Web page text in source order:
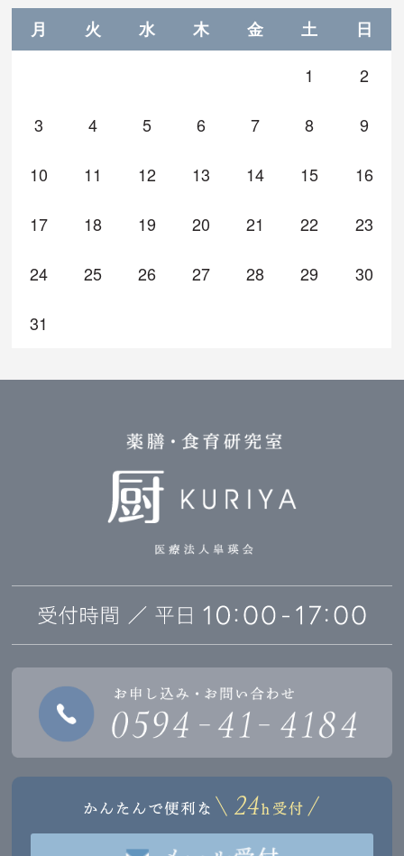
月
火 水 木 金 土 日
1 2
3 4 5 6 7 8 9
10 11 12 13 14 15 16
17 18 19 20 21 22 23
24 25 26 27 28 29 30
31